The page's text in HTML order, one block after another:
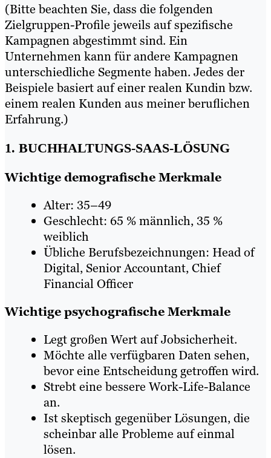
(Bitte beachten Sie, dass die folgenden
Zielgruppen-Profile jeweils auf spezifische
Kampagnen abgestimmt sind. Ein
Unternehmen kann für andere Kampagnen
unterschiedliche Segmente haben. Jedes der
Beispiele basiert auf einer realen Kundin bzw.
einem realen Kunden aus meiner beruflichen
Erfahrung.)
1. BUCHHALTUNGS-SAAS-LÖSUNG
Wichtige demografische Merkmale
Alter: 35–49
Geschlecht: 65 % männlich, 35 %
weiblich
Übliche Berufsbezeichnungen: Head of
Digital, Senior Accountant, Chief
Financial Officer
Wichtige psychografische Merkmale
Legt großen Wert auf Jobsicherheit.
Möchte alle verfügbaren Daten sehen,
bevor eine Entscheidung getroffen wird.
Strebt eine bessere Work-Life-Balance
an.
Ist skeptisch gegenüber Lösungen, die
scheinbar alle Probleme auf einmal
lösen.